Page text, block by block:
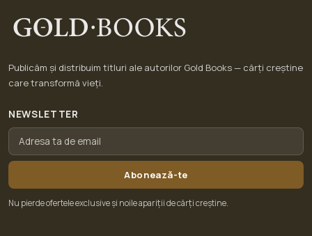
Publicăm și distribuim titluri ale autorilor Gold Books — cărți creștine
care transformă vieți.
NEWSLETTER
Abonează-te
Nu pierde ofertele exclusive și noile apariții de cărți creștine.